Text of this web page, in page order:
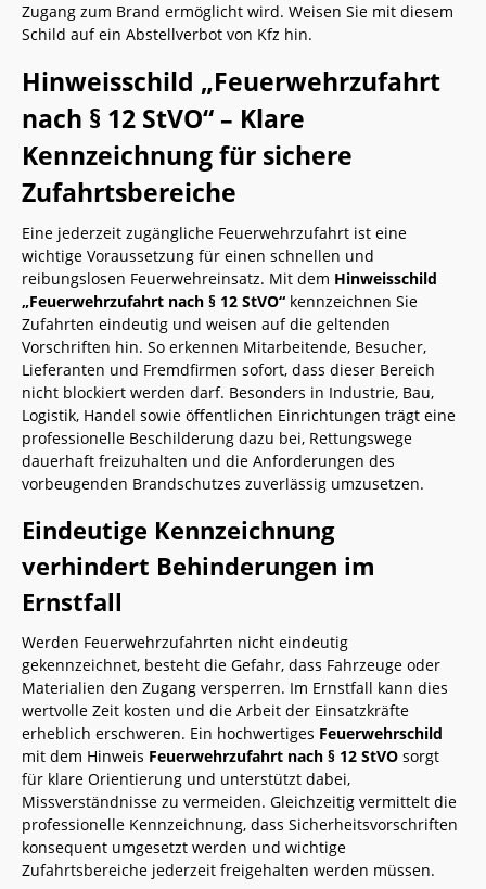
Zugang zum Brand ermöglicht wird. Weisen Sie mit diesem
Schild auf ein Abstellverbot von Kfz hin.
Hinweisschild „Feuerwehrzufahrt
nach § 12 StVO“ – Klare
Kennzeichnung für sichere
Zufahrtsbereiche
Eine jederzeit zugängliche Feuerwehrzufahrt ist eine
wichtige Voraussetzung für einen schnellen und
reibungslosen Feuerwehreinsatz. Mit dem Hinweisschild
„Feuerwehrzufahrt nach § 12 StVO“ kennzeichnen Sie
Zufahrten eindeutig und weisen auf die geltenden
Vorschriften hin. So erkennen Mitarbeitende, Besucher,
Lieferanten und Fremdfirmen sofort, dass dieser Bereich
nicht blockiert werden darf. Besonders in Industrie, Bau,
Logistik, Handel sowie öffentlichen Einrichtungen trägt eine
professionelle Beschilderung dazu bei, Rettungswege
dauerhaft freizuhalten und die Anforderungen des
vorbeugenden Brandschutzes zuverlässig umzusetzen.
Eindeutige Kennzeichnung
verhindert Behinderungen im
Ernstfall
Werden Feuerwehrzufahrten nicht eindeutig
gekennzeichnet, besteht die Gefahr, dass Fahrzeuge oder
Materialien den Zugang versperren. Im Ernstfall kann dies
wertvolle Zeit kosten und die Arbeit der Einsatzkräfte
erheblich erschweren. Ein hochwertiges Feuerwehrschild
mit dem Hinweis Feuerwehrzufahrt nach § 12 StVO sorgt
für klare Orientierung und unterstützt dabei,
Missverständnisse zu vermeiden. Gleichzeitig vermittelt die
professionelle Kennzeichnung, dass Sicherheitsvorschriften
konsequent umgesetzt werden und wichtige
Zufahrtsbereiche jederzeit freigehalten werden müssen.